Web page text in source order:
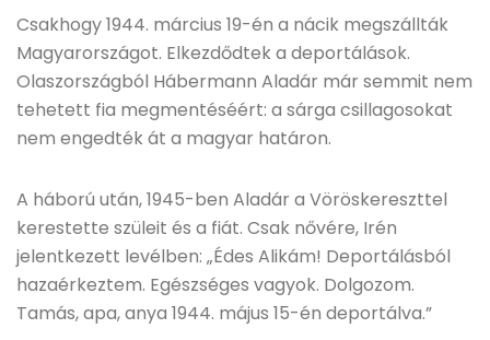
Csakhogy 1944. március 19-én a nácik megszállták
Magyarországot. Elkezdődtek a deportálások.
Olaszországból Hábermann Aladár már semmit nem
tehetett fia megmentéséért: a sárga csillagosokat
nem engedték át a magyar határon.
A háború után, 1945-ben Aladár a Vöröskereszttel
kerestette szüleit és a fiát. Csak nővére, Irén
jelentkezett levélben: „Édes Alikám! Deportálásból
hazaérkeztem. Egészséges vagyok. Dolgozom.
Tamás, apa, anya 1944. május 15-én deportálva.”